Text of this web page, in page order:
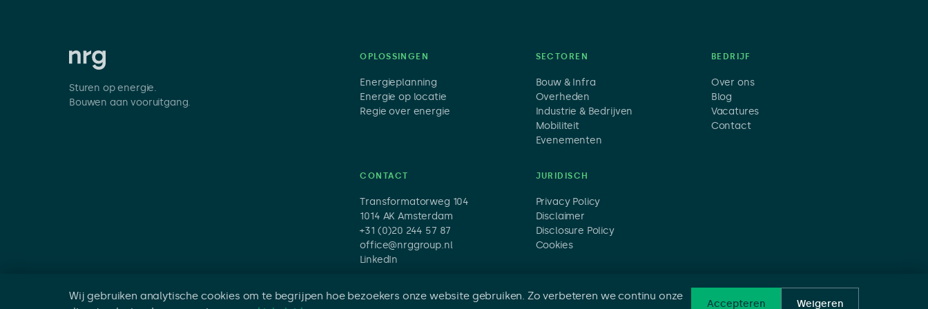
Sturen op energie.
Bouwen aan vooruitgang.
OPLOSSINGEN
Energieplanning
Energie op locatie
Regie over energie
SECTOREN
Bouw & Infra
Overheden
Industrie & Bedrijven
Mobiliteit
Evenementen
BEDRIJF
Over ons
Blog
Vacatures
Contact
CONTACT
Transformatorweg 104
1014 AK Amsterdam
+31 (0)20 244 57 87
office@nrggroup.nl
LinkedIn
JURIDISCH
Privacy Policy
Disclaimer
Disclosure Policy
Cookies
Wij gebruiken analytische cookies om te begrijpen hoe bezoekers onze website gebruiken. Zo verbeteren we continu onze
Accepteren Weigeren